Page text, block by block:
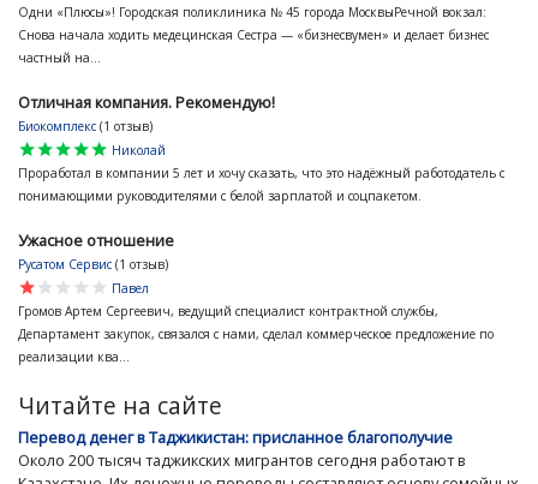
Одни «Плюсы»! Городская поликлиника № 45 города МосквыРечной вокзал:
Снова начала ходить медецинская Сестра — «бизнесвумен» и делает бизнес
частный на...
Отличная компания. Рекомендую!
Биокомплекс (1 отзыв)
star
star
star
star
star
Николай
Проработал в компании 5 лет и хочу сказать, что это надёжный работодатель с
понимающими руководителями с белой зарплатой и соцпакетом.
Ужасное отношение
Русатом Сервис (1 отзыв)
star
star
star
star
star
Павел
Громов Артем Сергеевич, ведущий специалист контрактной службы,
Департамент закупок, связался с нами, сделал коммерческое предложение по
реализации ква...
Читайте на сайте
Перевод денег в Таджикистан: присланное благополучие
Около 200 тысяч таджикских мигрантов сегодня работают в